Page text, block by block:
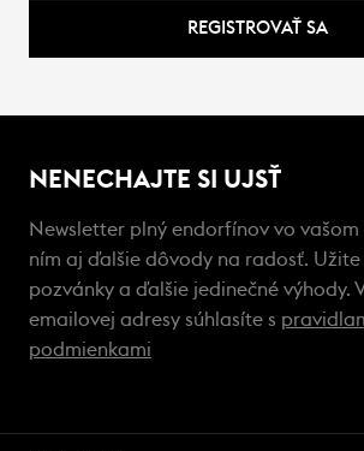
REGISTROVAŤ SA
NENECHAJTE SI UJSŤ
Newsletter plný endorfínov vo vašom
ním aj ďalšie dôvody na radosť. Užite
pozvánky a ďalšie jedinečné výhody.
emailovej adresy súhlasíte s
podmienkami